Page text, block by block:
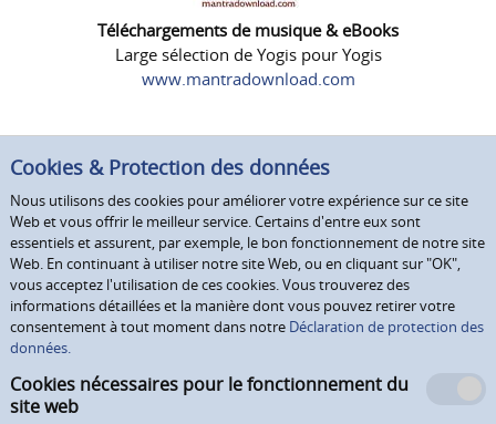
Téléchargements de musique & eBooks
Large sélection de Yogis pour Yogis
www.mantradownload.com
Cookies & Protection des données
Nous utilisons des cookies pour améliorer votre expérience sur ce site
Web et vous offrir le meilleur service. Certains d'entre eux sont
essentiels et assurent, par exemple, le bon fonctionnement de notre site
Web. En continuant à utiliser notre site Web, ou en cliquant sur "OK",
vous acceptez l'utilisation de ces cookies. Vous trouverez des
informations détaillées et la manière dont vous pouvez retirer votre
consentement à tout moment dans notre Déclaration de protection des
données.
Cookies nécessaires pour le fonctionnement du
site web